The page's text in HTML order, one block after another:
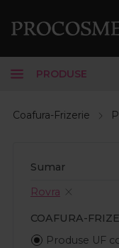
PRODUSE
Coafura-Frizerie
Sumar
Rovra
COAFURA-